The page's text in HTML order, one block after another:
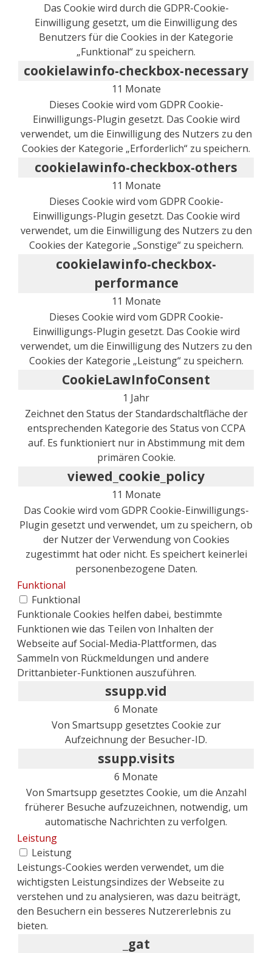
Das Cookie wird durch die GDPR-Cookie-
Einwilligung gesetzt, um die Einwilligung des
Benutzers für die Cookies in der Kategorie
„Funktional“ zu speichern.
cookielawinfo-checkbox-necessary
11 Monate
Dieses Cookie wird vom GDPR Cookie-
Einwilligungs-Plugin gesetzt. Das Cookie wird
verwendet, um die Einwilligung des Nutzers zu den
Cookies der Kategorie „Erforderlich“ zu speichern.
cookielawinfo-checkbox-others
11 Monate
Dieses Cookie wird vom GDPR Cookie-
Einwilligungs-Plugin gesetzt. Das Cookie wird
verwendet, um die Einwilligung des Nutzers zu den
Cookies der Kategorie „Sonstige“ zu speichern.
cookielawinfo-checkbox-
performance
11 Monate
Dieses Cookie wird vom GDPR Cookie-
Einwilligungs-Plugin gesetzt. Das Cookie wird
verwendet, um die Einwilligung des Nutzers zu den
Cookies der Kategorie „Leistung“ zu speichern.
CookieLawInfoConsent
1 Jahr
Zeichnet den Status der Standardschaltfläche der
entsprechenden Kategorie des Status von CCPA
auf. Es funktioniert nur in Abstimmung mit dem
primären Cookie.
viewed_cookie_policy
11 Monate
Das Cookie wird vom GDPR Cookie-Einwilligungs-
Plugin gesetzt und verwendet, um zu speichern, ob
der Nutzer der Verwendung von Cookies
zugestimmt hat oder nicht. Es speichert keinerlei
personenbezogene Daten.
Funktional
Funktional
Funktionale Cookies helfen dabei, bestimmte
Funktionen wie das Teilen von Inhalten der
Webseite auf Social-Media-Plattformen, das
Sammeln von Rückmeldungen und andere
Drittanbieter-Funktionen auszuführen.
ssupp.vid
6 Monate
Von Smartsupp gesetztes Cookie zur
Aufzeichnung der Besucher-ID.
ssupp.visits
6 Monate
Von Smartsupp gesetztes Cookie, um die Anzahl
früherer Besuche aufzuzeichnen, notwendig, um
automatische Nachrichten zu verfolgen.
Leistung
Leistung
Leistungs-Cookies werden verwendet, um die
wichtigsten Leistungsindizes der Webseite zu
verstehen und zu analysieren, was dazu beiträgt,
den Besuchern ein besseres Nutzererlebnis zu
bieten.
_gat